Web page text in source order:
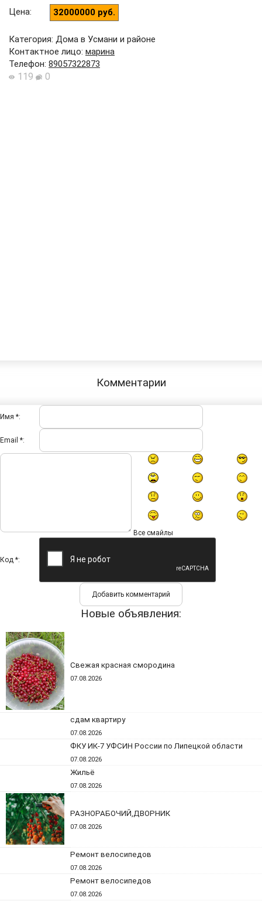
Цена: 32000000 руб.
Категория: Дома в Усмани и районе
Контактное лицо: марина
Телефон: 89057322873
119 0
Комментарии
Имя *:
Email *:
Все смайлы
Код *:
Новые объявления:
Свежая красная смородина
07.08.2026
сдам квартиру
07.08.2026
ФКУ ИК-7 УФСИН России по Липецкой области
07.08.2026
Жильё
07.08.2026
РАЗНОРАБОЧИЙ,ДВОРНИК
07.08.2026
Ремонт велосипедов
07.08.2026
Ремонт велосипедов
07.08.2026